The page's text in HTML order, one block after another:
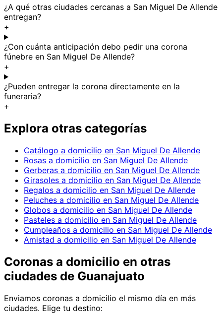
¿A qué otras ciudades cercanas a San Miguel De Allende
entregan?
+
¿Con cuánta anticipación debo pedir una corona
fúnebre en San Miguel De Allende?
+
¿Pueden entregar la corona directamente en la
funeraria?
+
Explora otras categorías
Catálogo a domicilio en San Miguel De Allende
Rosas a domicilio en San Miguel De Allende
Gerberas a domicilio en San Miguel De Allende
Girasoles a domicilio en San Miguel De Allende
Regalos a domicilio en San Miguel De Allende
Peluches a domicilio en San Miguel De Allende
Globos a domicilio en San Miguel De Allende
Pasteles a domicilio en San Miguel De Allende
Cumpleaños a domicilio en San Miguel De Allende
Amistad a domicilio en San Miguel De Allende
Coronas a domicilio en otras
ciudades de Guanajuato
Enviamos coronas a domicilio el mismo día en más
ciudades. Elige tu destino: